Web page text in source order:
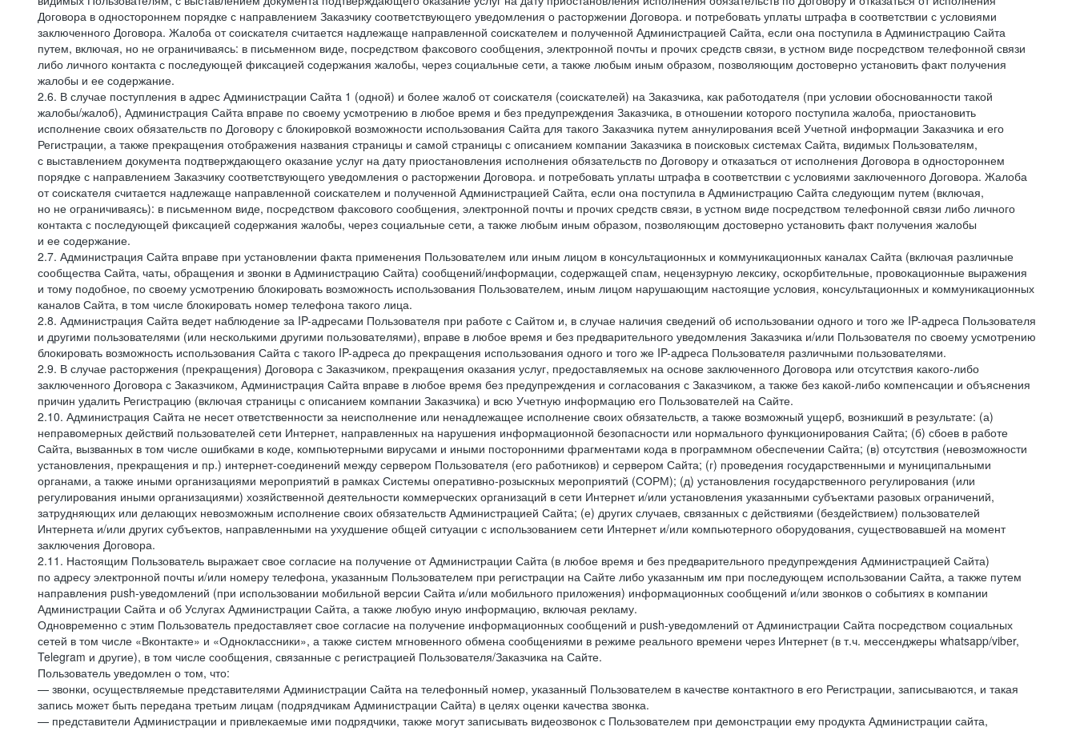
Договора в одностороннем порядке с направлением Заказчику соответствующего уведомления о расторжении Договора. и потребовать уплаты штрафа в соответствии с условиями
заключенного Договора. Жалоба от соискателя считается надлежаще направленной соискателем и полученной Администрацией Сайта, если она поступила в Администрацию Сайта
путем, включая, но не ограничиваясь: в письменном виде, посредством факсового сообщения, электронной почты и прочих средств связи, в устном виде посредством телефонной связи
либо личного контакта с последующей фиксацией содержания жалобы, через социальные сети, а также любым иным образом, позволяющим достоверно установить факт получения
жалобы и ее содержание.
2.6. В случае поступления в адрес Администрации Сайта 1 (одной) и более жалоб от соискателя (соискателей) на Заказчика, как работодателя (при условии обоснованности такой
жалобы/жалоб), Администрация Сайта вправе по своему усмотрению в любое время и без предупреждения Заказчика, в отношении которого поступила жалоба, приостановить
исполнение своих обязательств по Договору с блокировкой возможности использования Сайта для такого Заказчика путем аннулирования всей Учетной информации Заказчика и его
Регистрации, а также прекращения отображения названия страницы и самой страницы с описанием компании Заказчика в поисковых системах Сайта, видимых Пользователям,
с выставлением документа подтверждающего оказание услуг на дату приостановления исполнения обязательств по Договору и отказаться от исполнения Договора в одностороннем
порядке с направлением Заказчику соответствующего уведомления о расторжении Договора. и потребовать уплаты штрафа в соответствии с условиями заключенного Договора. Жалоба
от соискателя считается надлежаще направленной соискателем и полученной Администрацией Сайта, если она поступила в Администрацию Сайта следующим путем (включая,
но не ограничиваясь): в письменном виде, посредством факсового сообщения, электронной почты и прочих средств связи, в устном виде посредством телефонной связи либо личного
контакта с последующей фиксацией содержания жалобы, через социальные сети, а также любым иным образом, позволяющим достоверно установить факт получения жалобы
и ее содержание.
2.7. Администрация Сайта вправе при установлении факта применения Пользователем или иным лицом в консультационных и коммуникационных каналах Сайта (включая различные
сообщества Сайта, чаты, обращения и звонки в Администрацию Сайта) сообщений/информации, содержащей спам, нецензурную лексику, оскорбительные, провокационные выражения
и тому подобное, по своему усмотрению блокировать возможность использования Пользователем, иным лицом нарушающим настоящие условия, консультационных и коммуникационных
каналов Сайта, в том числе блокировать номер телефона такого лица.
2.8. Администрация Сайта ведет наблюдение за IP-адресами Пользователя при работе с Сайтом и, в случае наличия сведений об использовании одного и того же IP-адреса Пользователя
и другими пользователями (или несколькими другими пользователями), вправе в любое время и без предварительного уведомления Заказчика и/или Пользователя по своему усмотрению
блокировать возможность использования Сайта с такого IP-адреса до прекращения использования одного и того же IP-адреса Пользователя различными пользователями.
2.9. В случае расторжения (прекращения) Договора с Заказчиком, прекращения оказания услуг, предоставляемых на основе заключенного Договора или отсутствия какого-либо
заключенного Договора с Заказчиком, Администрация Сайта вправе в любое время без предупреждения и согласования с Заказчиком, а также без какой-либо компенсации и объяснения
причин удалить Регистрацию (включая страницы с описанием компании Заказчика) и всю Учетную информацию его Пользователей на Сайте.
2.10. Администрация Сайта не несет ответственности за неисполнение или ненадлежащее исполнение своих обязательств, а также возможный ущерб, возникший в результате: (а)
неправомерных действий пользователей сети Интернет, направленных на нарушения информационной безопасности или нормального функционирования Сайта; (б) сбоев в работе
Сайта, вызванных в том числе ошибками в коде, компьютерными вирусами и иными посторонними фрагментами кода в программном обеспечении Сайта; (в) отсутствия (невозможности
установления, прекращения и пр.) интернет-соединений между сервером Пользователя (его работников) и сервером Сайта; (г) проведения государственными и муниципальными
органами, а также иными организациями мероприятий в рамках Системы оперативно-розыскных мероприятий (СОРМ); (д) установления государственного регулирования (или
регулирования иными организациями) хозяйственной деятельности коммерческих организаций в сети Интернет и/или установления указанными субъектами разовых ограничений,
затрудняющих или делающих невозможным исполнение своих обязательств Администрацией Сайта; (е) других случаев, связанных с действиями (бездействием) пользователей
Интернета и/или других субъектов, направленными на ухудшение общей ситуации с использованием сети Интернет и/или компьютерного оборудования, существовавшей на момент
заключения Договора.
2.11. Настоящим Пользователь выражает свое согласие на получение от Администрации Сайта (в любое время и без предварительного предупреждения Администрацией Сайта)
по адресу электронной почты и/или номеру телефона, указанным Пользователем при регистрации на Сайте либо указанным им при последующем использовании Сайта, а также путем
направления push-уведомлений (при использовании мобильной версии Сайта и/или мобильного приложения) информационных сообщений и/или звонков о событиях в компании
Администрации Сайта и об Услугах Администрации Сайта, а также любую иную информацию, включая рекламу.
Одновременно с этим Пользователь предоставляет свое согласие на получение информационных сообщений и push-уведомлений от Администрации Сайта посредством социальных
сетей в том числе «Вконтакте» и «Одноклассники», а также систем мгновенного обмена сообщениями в режиме реального времени через Интернет (в т.ч. мессенджеры whatsapp/viber,
Telegram и другие), в том числе сообщения, связанные с регистрацией Пользователя/Заказчика на Сайте.
Пользователь уведомлен о том, что:
— звонки, осуществляемые представителями Администрации Сайта на телефонный номер, указанный Пользователем в качестве контактного в его Регистрации, записываются, и такая
запись может быть передана третьим лицам (подрядчикам Администрации Сайта) в целях оценки качества звонка.
— представители Администрации и привлекаемые ими подрядчики, также могут записывать видеозвонок с Пользователем при демонстрации ему продукта Администрации сайта,